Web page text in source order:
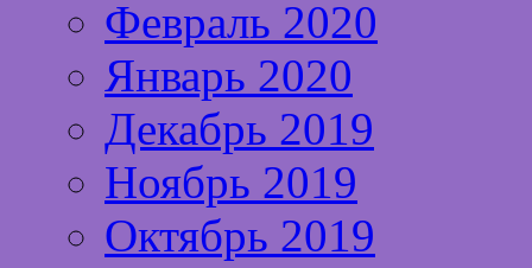
Февраль 2020
Январь 2020
Декабрь 2019
Ноябрь 2019
Октябрь 2019